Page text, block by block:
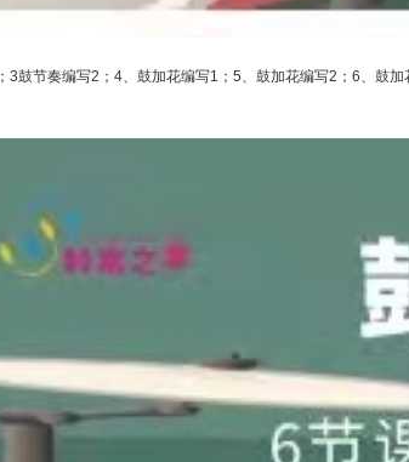
3鼓节奏编写2；4、鼓加花编写1；5、鼓加花编写2；6、鼓